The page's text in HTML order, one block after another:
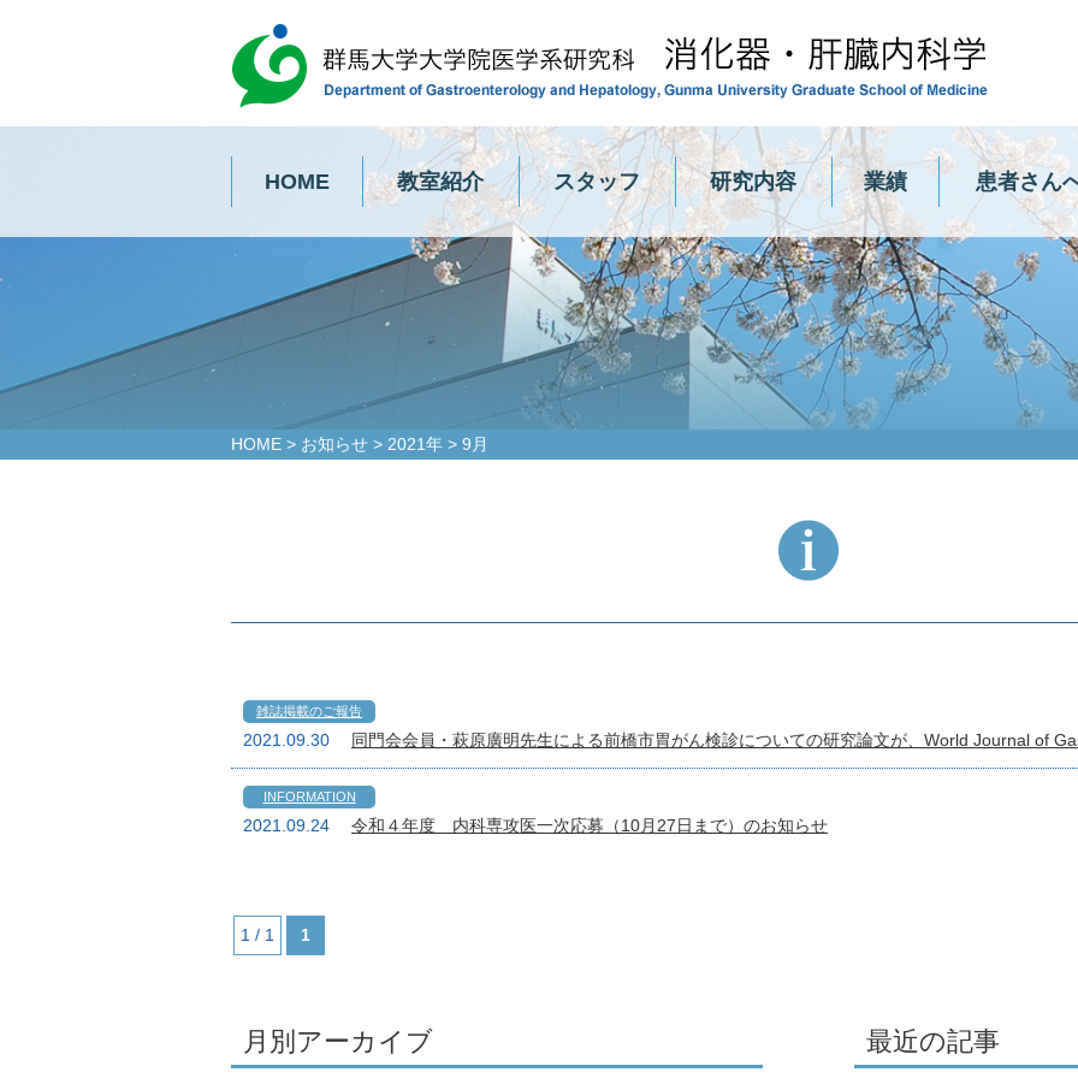
群
HOME 教室紹介 スタッフ 研究内容 業績 患者さん
HOME > お知らせ > 2021年 > 9月
雑誌掲載のご報告
2021.09.30 同門会会員・萩原廣明先生による前橋市胃がん検診についての研究論文が、World Journal of
INFORMATION
2021.09.24 令和４年度 内科専攻医一次応募（10月27日まで）のお知らせ
1 / 1 1
月別アーカイブ 最近の記事